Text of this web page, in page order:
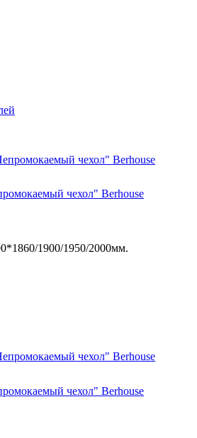
чехол" Berhousе
1900/1950/2000мм.
чехол" Berhousе